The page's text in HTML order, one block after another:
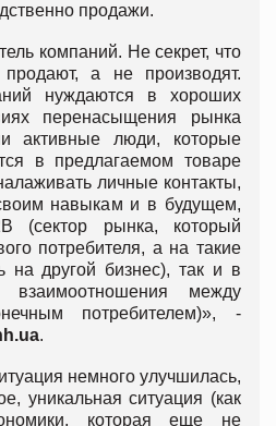
продажи.
компаний. Не секрет, что
а не производят.
нуждаются в хороших
перенасыщения рынка
активные люди, которые
в предлагаемом товаре
личные контакты,
навыкам и в будущем,
(сектор рынка, который
потребителя, а на такие
на другой бизнес), так и в
взаимоотношения между
потребителем)», -
.
немного улучшилась,
уникальная ситуация (как
которая еще не